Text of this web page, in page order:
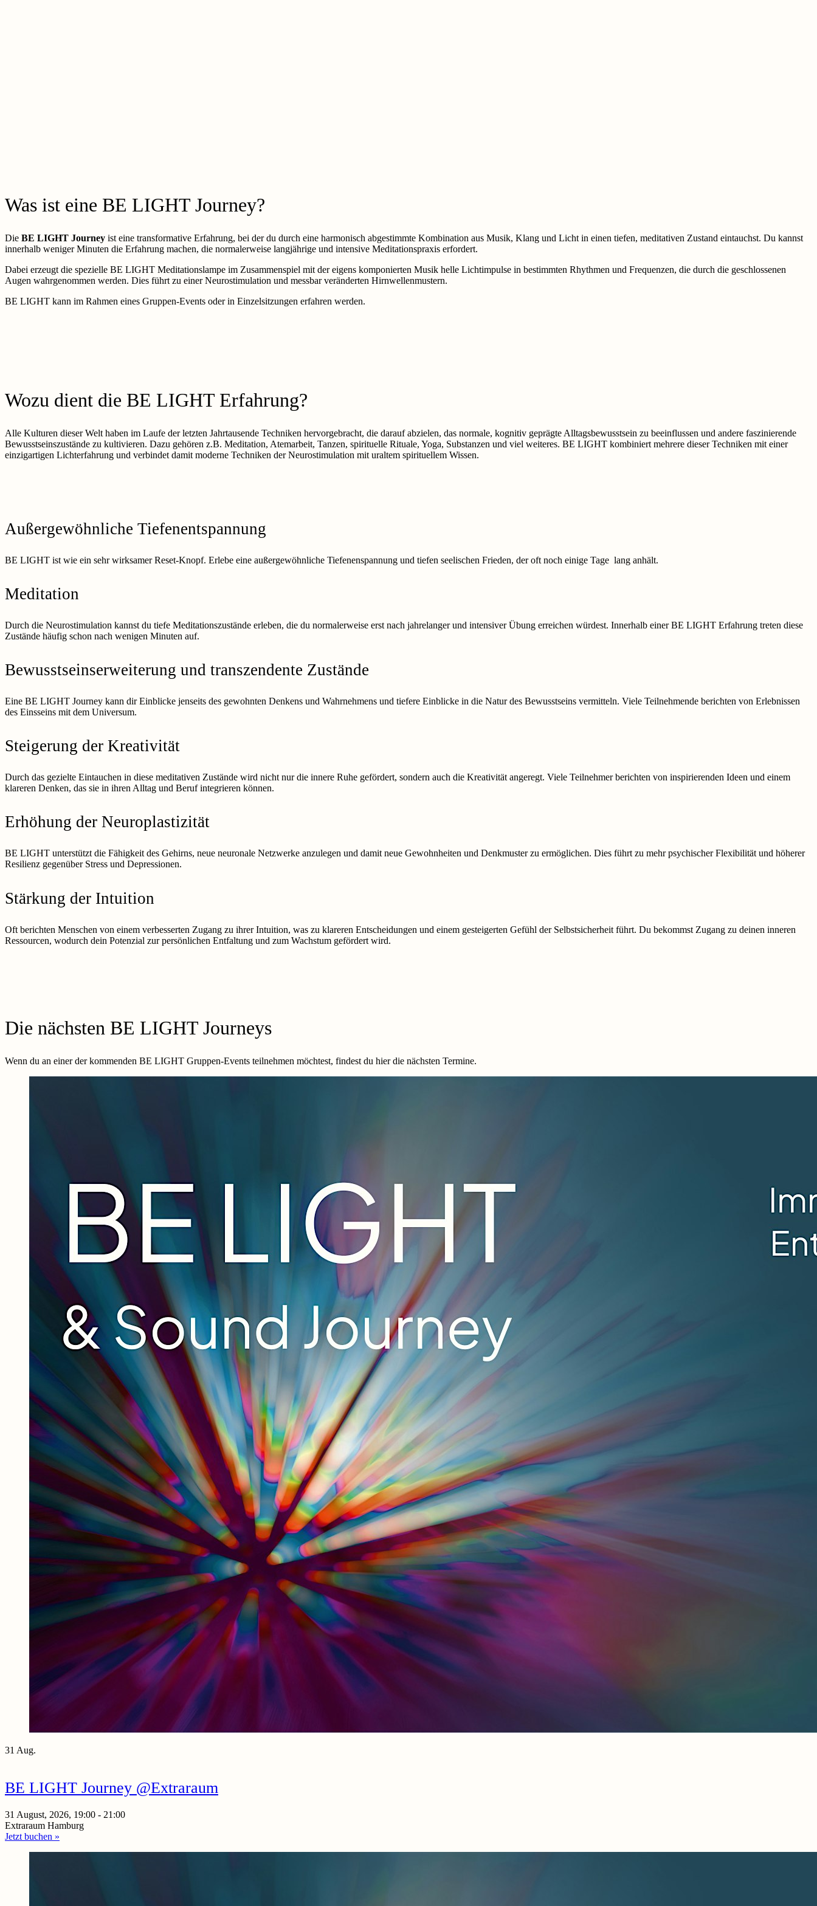
Was ist eine BE LIGHT Journey?
Die BE LIGHT Journey ist eine transformative Erfahrung, bei der du durch eine harmonisch abgestimmte Kombination aus Musik, Klang und Licht in einen tiefen, meditativen Zustand eintauchst. Du kannst
innerhalb weniger Minuten die Erfahrung machen, die normalerweise langjährige und intensive Meditationspraxis erfordert.
Dabei erzeugt die spezielle BE LIGHT Meditationslampe im Zusammenspiel mit der eigens komponierten Musik helle Lichtimpulse in bestimmten Rhythmen und Frequenzen, die durch die geschlossenen
Augen wahrgenommen werden. Dies führt zu einer Neurostimulation und messbar veränderten Hirnwellenmustern.
BE LIGHT kann im Rahmen eines Gruppen-Events oder in Einzelsitzungen erfahren werden.
Wozu dient die BE LIGHT Erfahrung?
Alle Kulturen dieser Welt haben im Laufe der letzten Jahrtausende Techniken hervorgebracht, die darauf abzielen, das normale, kognitiv geprägte Alltagsbewusstsein zu beeinflussen und andere faszinierende
Bewusstseinszustände zu kultivieren. Dazu gehören z.B. Meditation, Atemarbeit, Tanzen, spirituelle Rituale, Yoga, Substanzen und viel weiteres. BE LIGHT kombiniert mehrere dieser Techniken mit einer
einzigartigen Lichterfahrung und verbindet damit moderne Techniken der Neurostimulation mit uraltem spirituellem Wissen.
Außergewöhnliche Tiefenentspannung
BE LIGHT ist wie ein sehr wirksamer Reset-Knopf. Erlebe eine außergewöhnliche Tiefenenspannung und tiefen seelischen Frieden, der oft noch einige Tage lang anhält.
Meditation
Durch die Neurostimulation kannst du tiefe Meditationszustände erleben, die du normalerweise erst nach jahrelanger und intensiver Übung erreichen würdest. Innerhalb einer BE LIGHT Erfahrung treten diese
Zustände häufig schon nach wenigen Minuten auf.
Bewusstseinserweiterung und transzendente Zustände
Eine BE LIGHT Journey kann dir Einblicke jenseits des gewohnten Denkens und Wahrnehmens und tiefere Einblicke in die Natur des Bewusstseins vermitteln. Viele Teilnehmende berichten von Erlebnissen
des Einsseins mit dem Universum.
Steigerung der Kreativität
Durch das gezielte Eintauchen in diese meditativen Zustände wird nicht nur die innere Ruhe gefördert, sondern auch die Kreativität angeregt. Viele Teilnehmer berichten von inspirierenden Ideen und einem
klareren Denken, das sie in ihren Alltag und Beruf integrieren können.
Erhöhung der Neuroplastizität
BE LIGHT unterstützt die Fähigkeit des Gehirns, neue neuronale Netzwerke anzulegen und damit neue Gewohnheiten und Denkmuster zu ermöglichen. Dies führt zu mehr psychischer Flexibilität und höherer
Resilienz gegenüber Stress und Depressionen.
Stärkung der Intuition
Oft berichten Menschen von einem verbesserten Zugang zu ihrer Intuition, was zu klareren Entscheidungen und einem gesteigerten Gefühl der Selbstsicherheit führt. Du bekommst Zugang zu deinen inneren
Ressourcen, wodurch dein Potenzial zur persönlichen Entfaltung und zum Wachstum gefördert wird.
Die nächsten BE LIGHT Journeys
Wenn du an einer der kommenden BE LIGHT Gruppen-Events teilnehmen möchtest, findest du hier die nächsten Termine.
31 Aug.
BE LIGHT Journey @Extraraum
31 August, 2026, 19:00 - 21:00
Extraraum Hamburg
Jetzt buchen »